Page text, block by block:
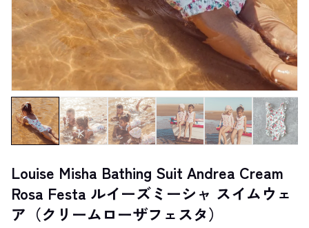
Louise Misha Bathing Suit Andrea Cream
Rosa Festa ルイーズミーシャ スイムウェ
ア（クリームローザフェスタ）